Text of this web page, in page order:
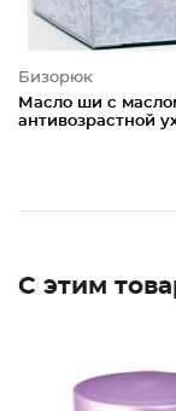
Бизорюк
Масло ши с
антивозрастной
С этим